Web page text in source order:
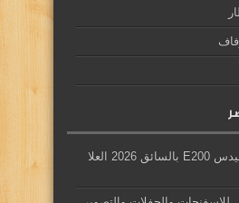
تأجير سيارات مرسيدس E200 بالسائق 2026 العلا